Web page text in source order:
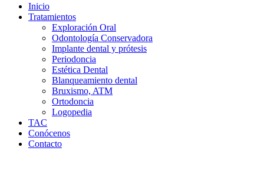
Inicio
Tratamientos
Exploración Oral
Odontología Conservadora
Implante dental y prótesis
Periodoncia
Estética Dental
Blanqueamiento dental
Bruxismo, ATM
Ortodoncia
Logopedia
TAC
Conócenos
Contacto